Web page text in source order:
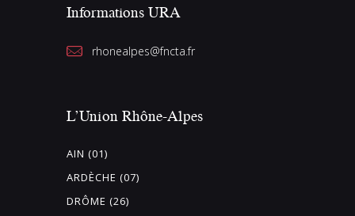
Informations URA
rhonealpes@fncta.fr
L’Union Rhône-Alpes
AIN (01)
ARDÈCHE (07)
DRÔME (26)